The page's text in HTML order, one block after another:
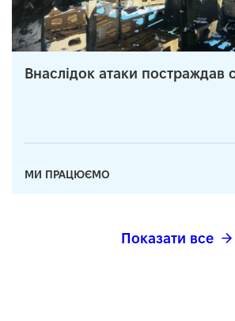
Внаслідок атаки постраждав
МИ ПРАЦЮЄМО
Показати все